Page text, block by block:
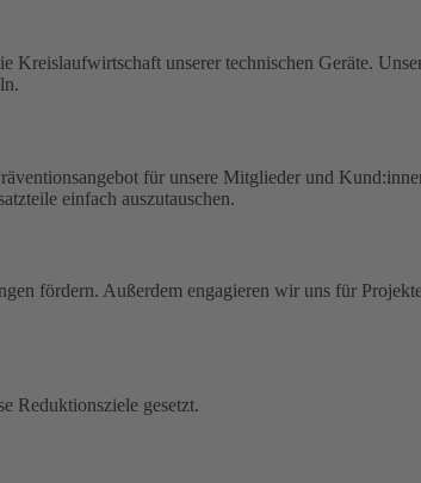
Kreislaufwirtschaft unserer technischen Geräte.
für unsere Mitglieder und
einfach auszutauschen.
fördern. Außerdem engagieren wir uns für
Reduktionsziele gesetzt.